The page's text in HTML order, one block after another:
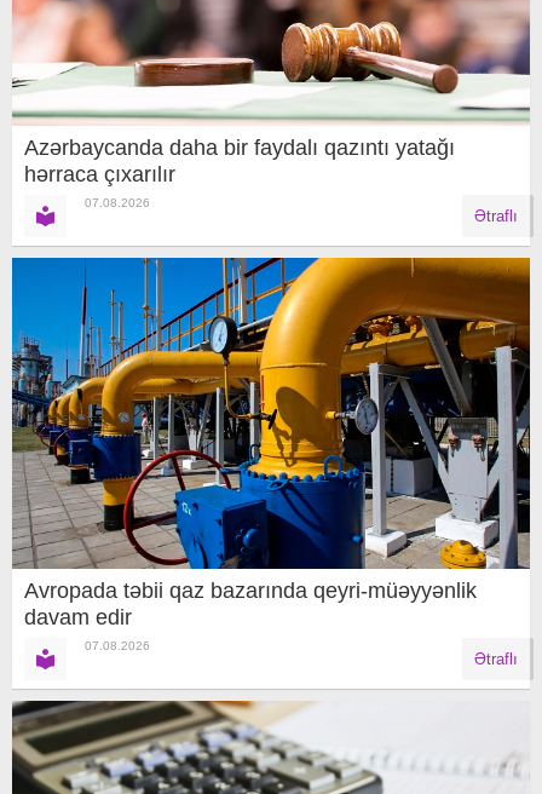
Azərbaycanda daha bir faydalı qazıntı yatağı
hərraca çıxarılır
07.08.2026
Ətraflı
Avropada təbii qaz bazarında qeyri-müəyyənlik
davam edir
07.08.2026
Ətraflı